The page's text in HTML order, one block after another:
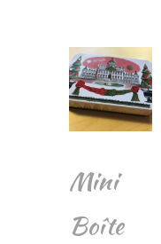
Mini
Boîte